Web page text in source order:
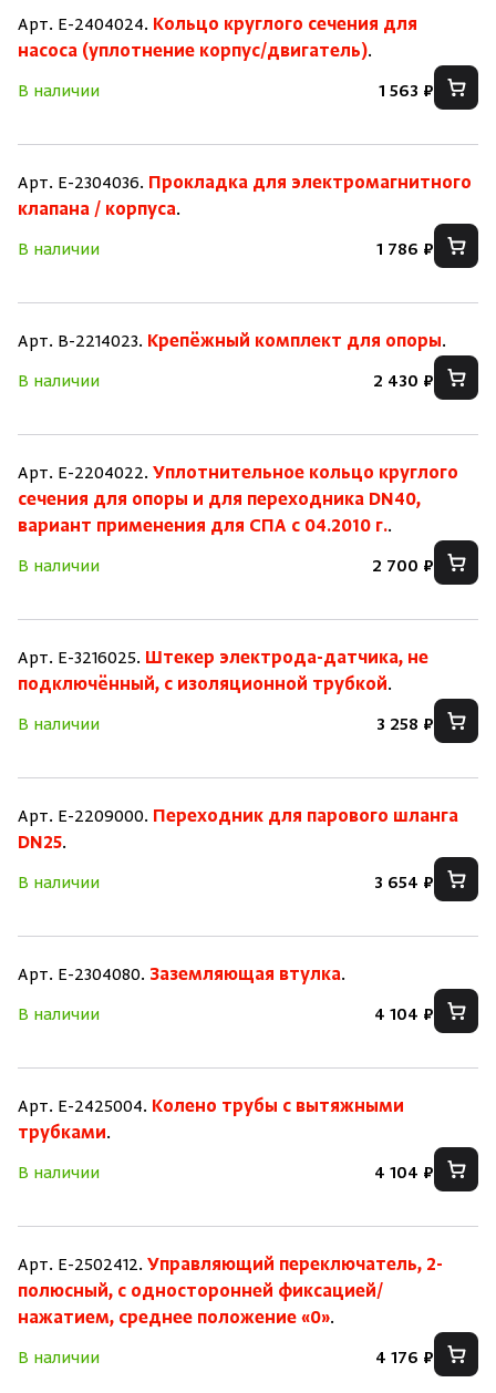
Арт. E-2404024. Кольцо круглого сечения для
насоса (уплотнение корпус/двигатель).
В наличии
1 563 ₽
Арт. E-2304036. Прокладка для электромагнитного
клапана / корпуса.
В наличии
1 786 ₽
Арт. B-2214023. Крепёжный комплект для опоры.
В наличии
2 430 ₽
Арт. E-2204022. Уплотнительное кольцо круглого
сечения для опоры и для переходника DN40,
вариант применения для СПА с 04.2010 г..
В наличии
2 700 ₽
Арт. E-3216025. Штекер электрода-датчика, не
подключённый, с изоляционной трубкой.
В наличии
3 258 ₽
Арт. E-2209000. Переходник для парового шланга
DN25.
В наличии
3 654 ₽
Арт. E-2304080. Заземляющая втулка.
В наличии
4 104 ₽
Арт. E-2425004. Колено трубы с вытяжными
трубками.
В наличии
4 104 ₽
Арт. E-2502412. Управляющий переключатель, 2-
полюсный, с односторонней фиксацией/
нажатием, среднее положение «0».
В наличии
4 176 ₽